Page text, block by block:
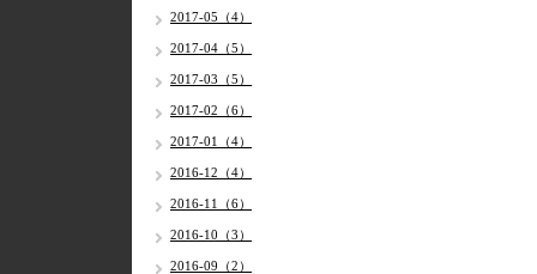
2017-05（4）
2017-04（5）
2017-03（5）
2017-02（6）
2017-01（4）
2016-12（4）
2016-11（6）
2016-10（3）
2016-09（2）